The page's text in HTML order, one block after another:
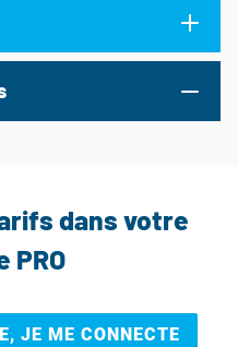
dans votre
PRO
JE ME CONNECTE